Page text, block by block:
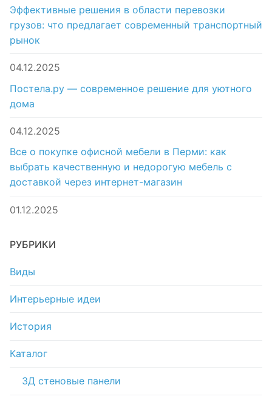
Эффективные решения в области перевозки
грузов: что предлагает современный транспортный
рынок
04.12.2025
Постела.ру — современное решение для уютного
дома
04.12.2025
Все о покупке офисной мебели в Перми: как
выбрать качественную и недорогую мебель с
доставкой через интернет-магазин
01.12.2025
РУБРИКИ
Виды
Интерьерные идеи
История
Каталог
3Д стеновые панели